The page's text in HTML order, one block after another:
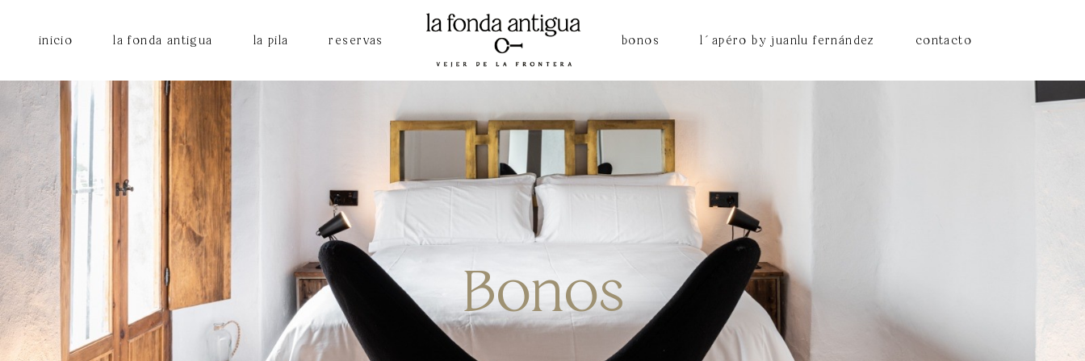
inicio la fonda antigua
habitaciones
la pila reservas
la fonda antigua
bonos l´apéro by juanlu fernández contacto
Bonos